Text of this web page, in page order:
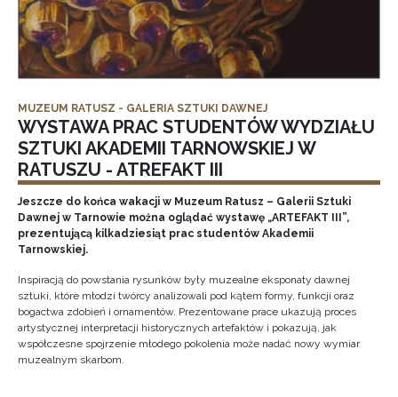
MUZEUM RATUSZ - GALERIA SZTUKI DAWNEJ
WYSTAWA PRAC STUDENTÓW WYDZIAŁU
SZTUKI AKADEMII TARNOWSKIEJ W
RATUSZU - ATREFAKT III
Jeszcze do końca wakacji w Muzeum Ratusz – Galerii Sztuki
Dawnej w Tarnowie można oglądać wystawę „ARTEFAKT III”,
prezentującą kilkadziesiąt prac studentów Akademii
Tarnowskiej.
Inspiracją do powstania rysunków były muzealne eksponaty dawnej
sztuki, które młodzi twórcy analizowali pod kątem formy, funkcji oraz
bogactwa zdobień i ornamentów. Prezentowane prace ukazują proces
artystycznej interpretacji historycznych artefaktów i pokazują, jak
współczesne spojrzenie młodego pokolenia może nadać nowy wymiar
muzealnym skarbom.